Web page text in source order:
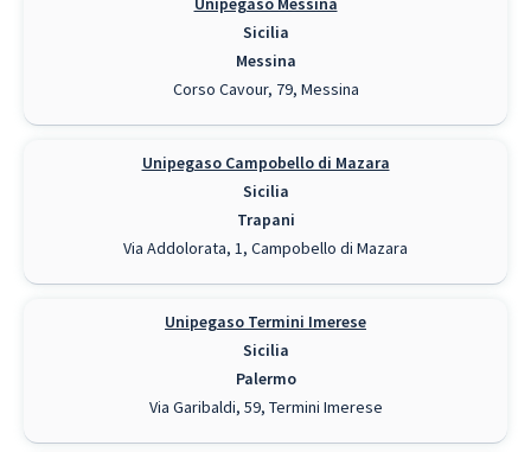
Sicilia
Messina
Corso Cavour, 79, Messina
Unipegaso Campobello di Mazara
Sicilia
Trapani
Via Addolorata, 1, Campobello di Mazara
Unipegaso Termini Imerese
Sicilia
Palermo
Via Garibaldi, 59, Termini Imerese